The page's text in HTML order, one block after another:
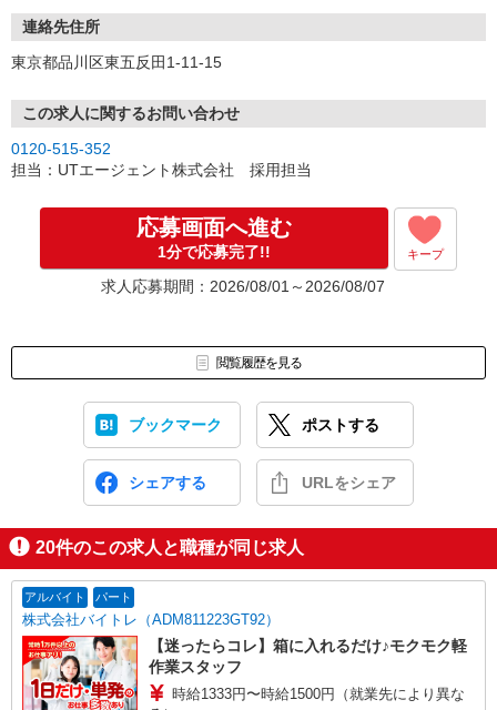
ますことをご了承ください。
す。
そちらからの面接予約は可能となりますので、ぜひご利用ください
ませ。
スマホで面接を受けることもできます！
お気軽にご相談ください！
※弊社よりお電話を差し上げる場合は、 「0120-332-368」の番号
▼電話応募の流れ▼
【2】電話面接またはWEB面接（所要時間15分程度）
【3】選考（面接は電話面接1回のみ！）
応募後すぐに電話面接も可能です。
面接は履歴書不要＆最短15分程度で完了します。
お気軽にご応募ください！
■面接は電話なので私服でOK！
■自宅でできるオンライン面接もあります。
■応募から面接まで最短15分で完了します！
■面接・入社日はご相談に応じます。在職中の方もお気軽にご応募く
ださい！
連絡先住所
東京都品川区東五反田1-11-15
この求人に関するお問い合わせ
0120-515-352
担当：UTエージェント株式会社 採用担当
応募画面へ進む
1分で応募完了!! キープ
求人応募期間：2026/08/01～2026/08/07
閲覧履歴を見る
ブックマーク ポストする
シェアする URLをシェア
20件のこの求人と職種が同じ求人
アルバイト パート
株式会社バイトレ（ADM811223GT92）
【迷ったらコレ】箱に入れるだけ♪モクモク軽
作業スタッフ
時給1333円〜時給1500円（就業先により異な